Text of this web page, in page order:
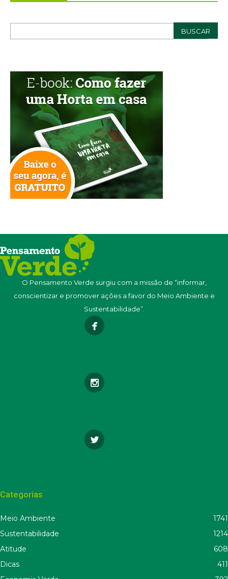
O Pensamento Verde surgiu com a missão de “informar,
conscientizar e promover ações a favor do Meio Ambiente e
Sustentabilidade”.
Categorias
Meio Ambiente
1741
Sustentabilidade
1214
Atitude
608
Dicas
411